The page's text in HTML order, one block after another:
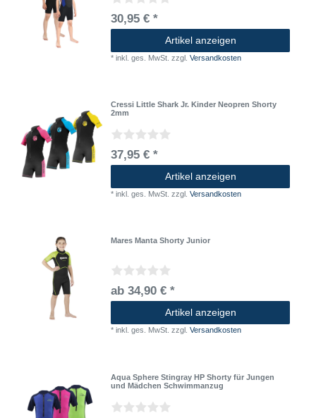
30,95 € *
Artikel anzeigen
*inkl. ges. MwSt. zzgl.Versandkosten
Cressi Little Shark Jr. Kinder Neopren Shorty
2mm
37,95 € *
Artikel anzeigen
*inkl. ges. MwSt. zzgl.Versandkosten
Mares Manta Shorty Junior
ab 34,90 € *
Artikel anzeigen
*inkl. ges. MwSt. zzgl.Versandkosten
Aqua Sphere Stingray HP Shorty für Jungen
und Mädchen Schwimmanzug